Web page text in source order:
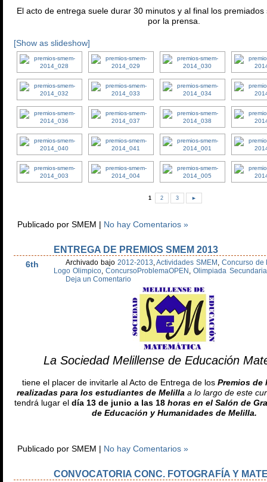
El acto de entrega suele durar 30 minutos y al final los
por la prensa.
[Show as slideshow]
1 2 3 ►
Publicado por SMEM | No hay Comentarios »
6th
ENTREGA DE PREMIOS SMEM 2013
Archivado bajo 2012-2013,Actividades SMEM , Concurso de
Logo Olimpico,ConcursoProblemaOPEN ,Olimpiada Secundaria
Deja un Comentario
La Sociedad Melillense de Educación
tiene el placer de invitarle al Acto de Entrega de los Premios de
realizadas para los estudiantes de Melilla a lo largo de este
tendrá lugar el día 13 de junio a las 18 horas en el Salón de
de Educación y Humanidades de Melilla.
Publicado por SMEM | No hay Comentarios »
CONVOCATORIA CONC. FOTOGRAFÍA Y